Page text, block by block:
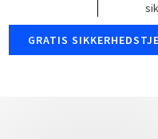
GRATIS